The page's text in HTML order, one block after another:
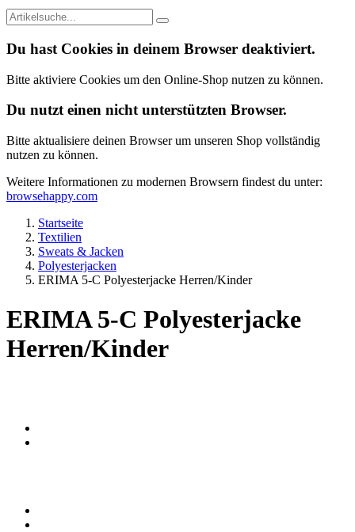
Du hast Cookies in deinem Browser deaktiviert.
Bitte aktiviere Cookies um den Online-Shop nutzen zu können.
Du nutzt einen nicht unterstützten Browser.
Bitte aktualisiere deinen Browser um unseren Shop vollständig
nutzen zu können.
Weitere Informationen zu modernen Browsern findest du unter:
browsehappy.com
Startseite
Textilien
Sweats & Jacken
Polyesterjacken
ERIMA 5-C Polyesterjacke Herren/Kinder
ERIMA 5-C Polyesterjacke
Herren/Kinder